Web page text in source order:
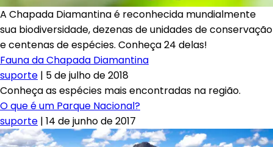
A Chapada Diamantina é reconhecida mundialmente
sua biodiversidade, dezenas de unidades de conservação
e centenas de espécies. Conheça 24 delas!
Fauna da Chapada Diamantina
suporte | 5 de julho de 2018
Conheça as espécies mais encontradas na região.
O que é um Parque Nacional?
suporte | 14 de junho de 2017